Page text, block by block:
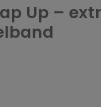
Up –